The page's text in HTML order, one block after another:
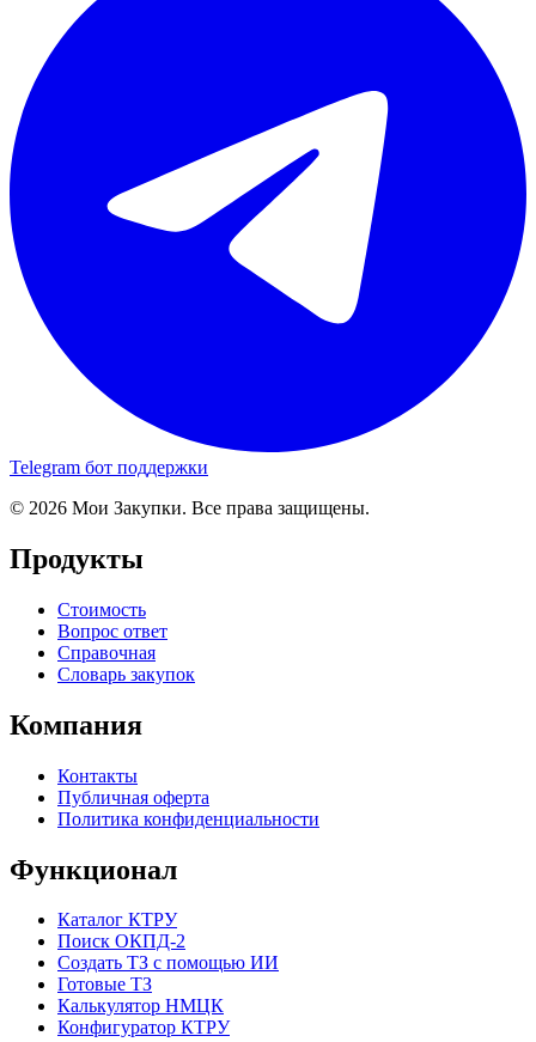
Telegram бот поддержки
© 2026 Мои Закупки. Все права защищены.
Продукты
Стоимость
Вопрос ответ
Справочная
Словарь закупок
Компания
Контакты
Публичная оферта
Политика конфиденциальности
Функционал
Каталог КТРУ
Поиск ОКПД-2
Создать ТЗ с помощью ИИ
Готовые ТЗ
Калькулятор НМЦК
Конфигуратор КТРУ